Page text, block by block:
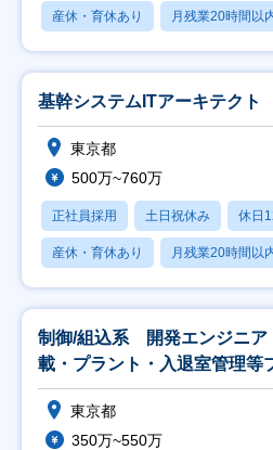
産休・育休あり 月残業20時間以
基幹システムITアーキテクト
東京都
500万~760万
正社員採用 土日祝休み 休日
産休・育休あり 月残業20時間以
制御/組込系 開発エンジニア
載・プラント・入退室管理等
東京都
350万~550万